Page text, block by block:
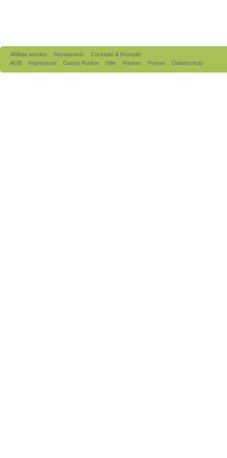
Affiliate werden Restaurants
Cocktails & Rezepte
AGB
Impressum Gastro Punkte Hilfe Partner Presse Datenschutz